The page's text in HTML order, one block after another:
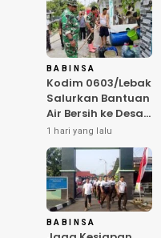
BABINSA
Kodim 0603/Lebak
Salurkan Bantuan
Air Bersih ke Desa
Bungurmekar,
Ringankan Beban
Warga
Terdampak
Kemarau
1 hari yang lalu
BABINSA